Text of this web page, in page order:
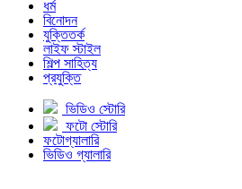
ধর্ম
বিনোদন
যুক্তিতর্ক
লাইফ স্টাইল
শিল্প সাহিত্য
প্রযুক্তি
ভিডিও স্টোরি
ফটো স্টোরি
ফটোগ্যালারি
ভিডিও গ্যালারি